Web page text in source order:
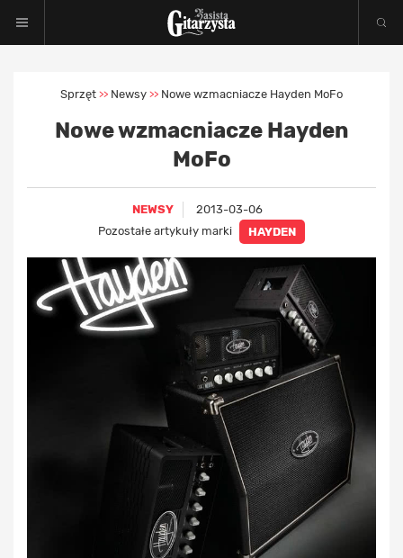
Sprzęt >> Newsy >> Nowe wzmacniacze Hayden MoFo
Nowe wzmacniacze Hayden
MoFo
NEWSY
2013-03-06
Pozostałe artykuły marki
HAYDEN